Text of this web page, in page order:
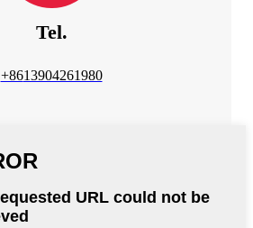
Tel.
+8613904261980